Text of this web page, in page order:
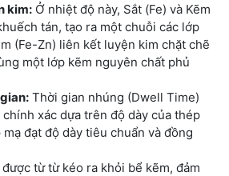
kim: Ở nhiệt độ này, Sắt (Fe) và Kẽm
tán, tạo ra một chuỗi các lớp
(Fe-Zn) liên kết luyện kim chặt chẽ
một lớp kẽm nguyên chất phủ
Thời gian nhúng (Dwell Time)
xác dựa trên độ dày của thép
đạt độ dày tiêu chuẩn và đồng
từ từ kéo ra khỏi bể kẽm, đảm